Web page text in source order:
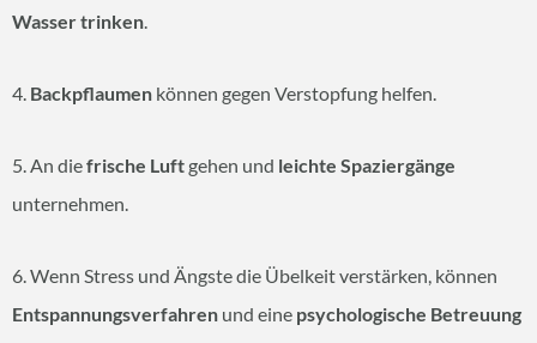
Wasser trinken.
4. Backpflaumen können gegen Verstopfung helfen.
5. An diefrische Luft gehen und leichte Spaziergänge
unternehmen.
6. Wenn Stress und Ängste die Übelkeit verstärken, können
Entspannungsverfahren und eine psychologische Betreuung